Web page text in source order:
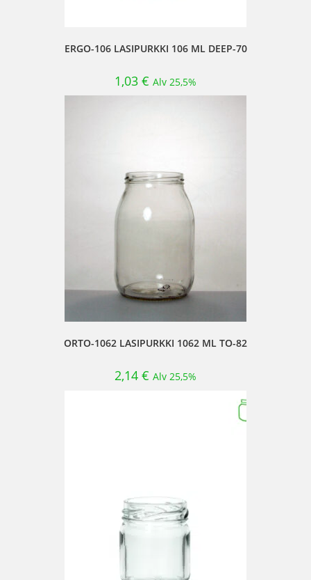
ERGO-106 LASIPURKKI 106 ML DEEP-70
1,03 € Alv 25,5%
ORTO-1062 LASIPURKKI 1062 ML TO-82
2,14 € Alv 25,5%